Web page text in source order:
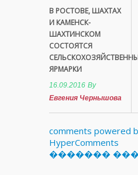
В РОСТОВЕ, ШАХТАХ
И КАМЕНСК-
ШАХТИНСКОМ
СОСТОЯТСЯ
ЯРМАРКИ
16.09.2016 By
Евгения Чернышова
comments powered
HyperComments
�������